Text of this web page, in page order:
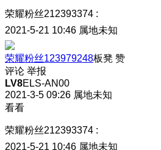
荣耀粉丝212393374 :
2021-5-21 10:46 属地未知
荣耀粉丝123979248板凳 赞
评论 举报
LV8ELS-AN00
2021-3-5 09:26 属地未知
看看
荣耀粉丝212393374 :
2021-5-21 10:46 属地未知